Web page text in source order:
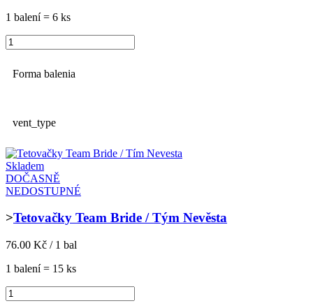
1 balení = 6 ks
Forma balenia
vent_type
Skladem
DOČASNĚ
NEDOSTUPNÉ
>Tetovačky Team Bride / Tým Nevěsta
76.00 Kč / 1 bal
1 balení = 15 ks